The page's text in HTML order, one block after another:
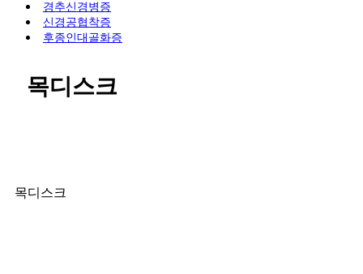
경추신경병증
신경공협착증
후종인대골화증
목디스크
목디스크